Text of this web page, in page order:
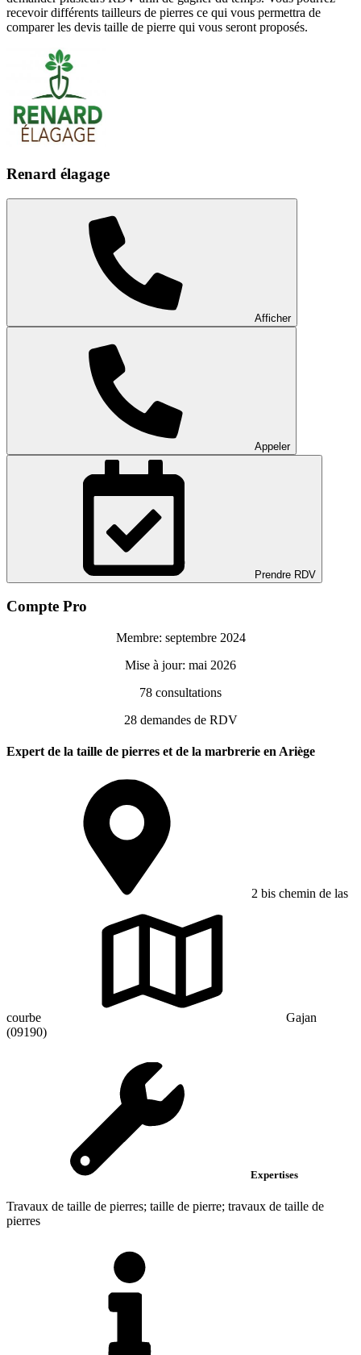
recevoir différents tailleurs de pierres ce qui vous permettra de
comparer les devis taille de pierre qui vous seront proposés.
Renard élagage
Afficher
Appeler
Prendre RDV
Compte Pro
Membre: septembre 2024
Mise à jour: mai 2026
78 consultations
28demandes de RDV
Expert de la taille de pierres et de la marbrerie en Ariège
2 bis chemin de las
courbe
Gajan
(09190)
Expertises
Travaux de taille de pierres; taille de pierre; travaux de taille de
pierres